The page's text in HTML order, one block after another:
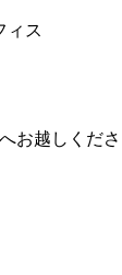
ィス
お越しくださ